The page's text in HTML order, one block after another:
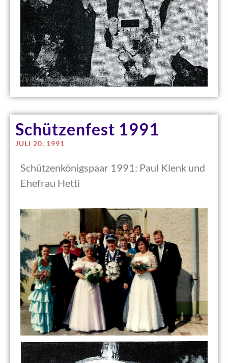
Schützenfest 1991
JULI 20, 1991
Schützenkönigspaar 1991: Paul Klenk und
Ehefrau Hetti